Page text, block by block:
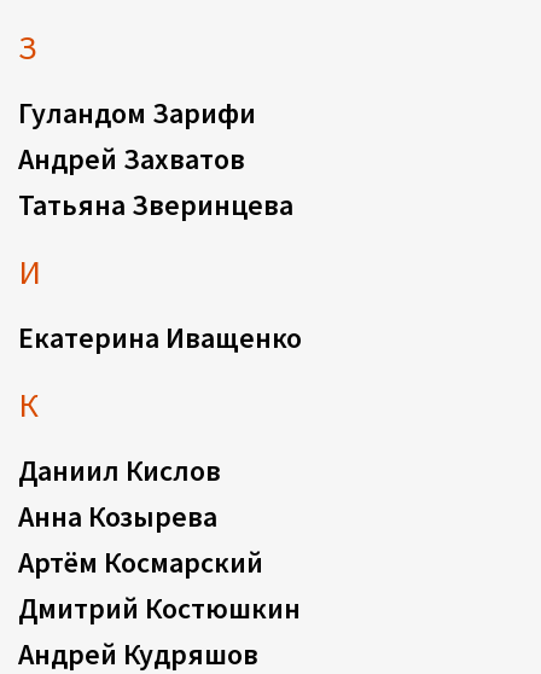
З
Гуландом Зарифи
Андрей Захватов
Татьяна Зверинцева
И
Екатерина Иващенко
К
Даниил Кислов
Анна Козырева
Артём Космарский
Дмитрий Костюшкин
Андрей Кудряшов